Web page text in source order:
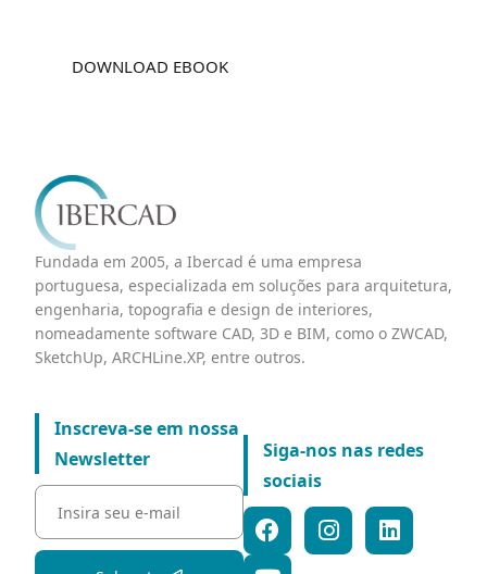
DOWNLOAD EBOOK
Fundada em 2005, a Ibercad é uma empresa
portuguesa, especializada em soluções para arquitetura,
engenharia, topografia e design de interiores,
nomeadamente software CAD, 3D e BIM, como o ZWCAD,
SketchUp, ARCHLine.XP, entre outros.
Inscreva-se em nossa
Newsletter
Siga-nos nas redes
sociais